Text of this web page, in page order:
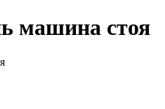
машина стоя